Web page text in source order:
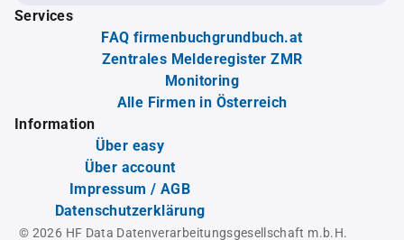
Services
FAQ firmenbuchgrundbuch.at
Zentrales Melderegister ZMR
Monitoring
Alle Firmen in Österreich
Information
Über easy
Über account
Impressum / AGB
Datenschutzerklärung
© 2026 HF Data Datenverarbeitungsgesellschaft m.b.H.